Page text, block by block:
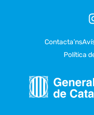
Contacta’ns
Política